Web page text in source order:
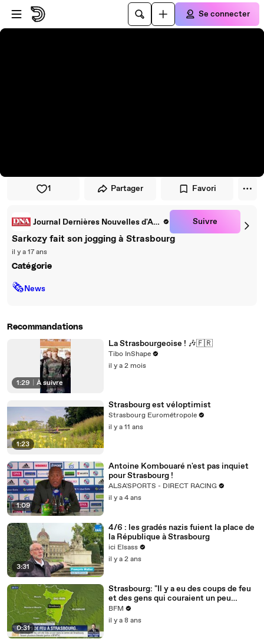
Passer au player
Passer au contenu principal
Se connecter
1 Partager Favori
Journal Dernières Nouvelles d'Alsace Suivre
Sarkozy fait son jogging à Strasbourg
il y a 17 ans
Catégorie
🗞News
Recommandations
1:29 À suivre
La Strasbourgeoise ! 🎶🇫🇷
Tibo InShape
il y a 2 mois
1:23
Strasbourg est véloptimist
Strasbourg Eurométropole
il y a 11 ans
1:09
Antoine Kombouaré n'est pas inquiet
pour Strasbourg !
ALSA'SPORTS - DIRECT RACING
il y a 4 ans
3:31
4/6 : les gradés nazis fuient la place de
la République à Strasbourg
ici Elsass
il y a 2 ans
0:31
Strasbourg: "Il y a eu des coups de feu
et des gens qui couraient un peu
partout"
BFM
il y a 8 ans